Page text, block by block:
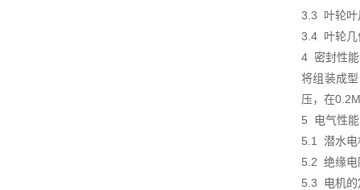
3.3 叶轮叶
3.4 叶轮几
4 密封性
将组装成
压，在
5 电气性
5.1 潜水电
5.2 绝缘电
5.3 电机的